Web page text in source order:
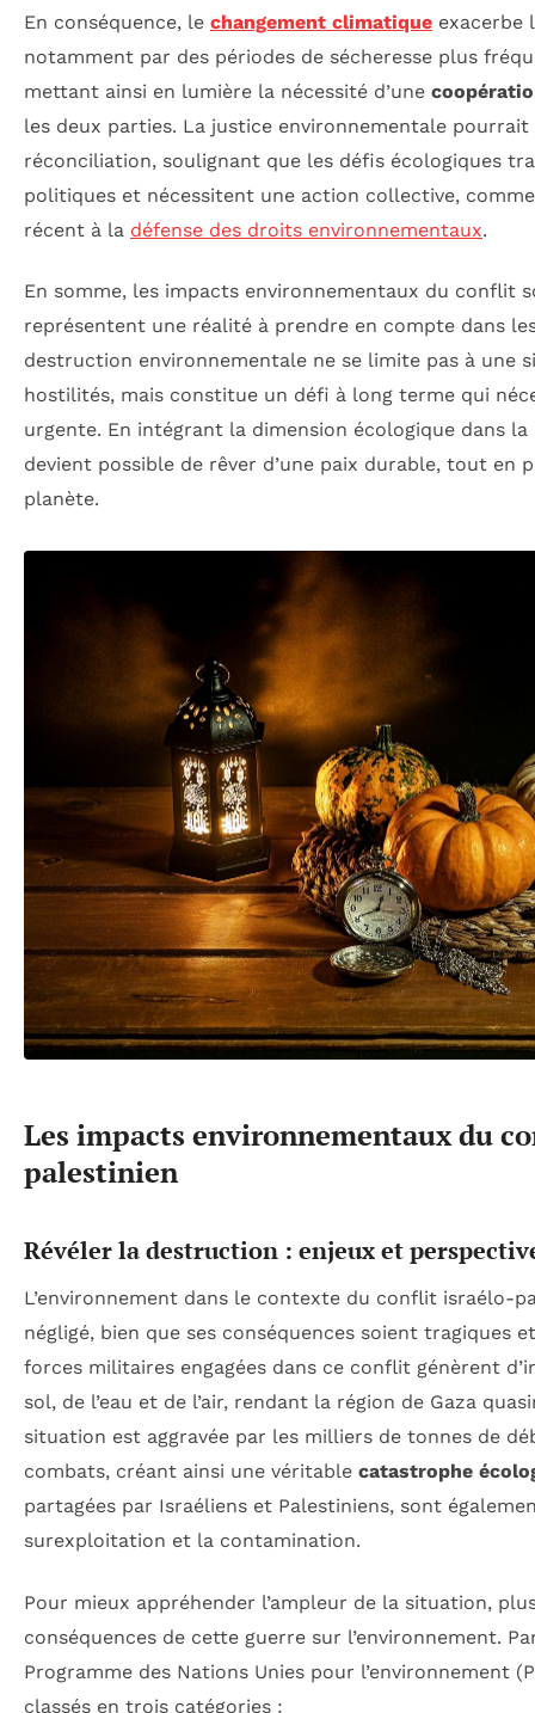
En conséquence, le changement climatique exacerbe
notamment par des périodes de sécheresse plus
mettant ainsi en lumière la nécessité d’une
les deux parties. La justice environnementale
réconciliation, soulignant que les défis écologiques
politiques et nécessitent une action collective,
récent à la défense des droits environnementaux.
En somme, les impacts environnementaux du conflit
représentent une réalité à prendre en compte dans
destruction environnementale ne se limite pas à une
hostilités, mais constitue un défi à long terme qui
urgente. En intégrant la dimension écologique dans
devient possible de rêver d’une paix durable, tout en
planète.
Les impacts environnementaux du
palestinien
Révéler la destruction : enjeux et
L’environnement dans le contexte du conflit israélo-
négligé, bien que ses conséquences soient tragiques
forces militaires engagées dans ce conflit génèrent
sol, de l’eau et de l’air, rendant la région de Gaza
situation est aggravée par les milliers de tonnes de
combats, créant ainsi une véritable catastrophe
partagées par Israéliens et Palestiniens, sont
surexploitation et la contamination.
Pour mieux appréhender l’ampleur de la situation,
conséquences de cette guerre sur l’environnement.
Programme des Nations Unies pour l’environnement
classés en trois catégories :